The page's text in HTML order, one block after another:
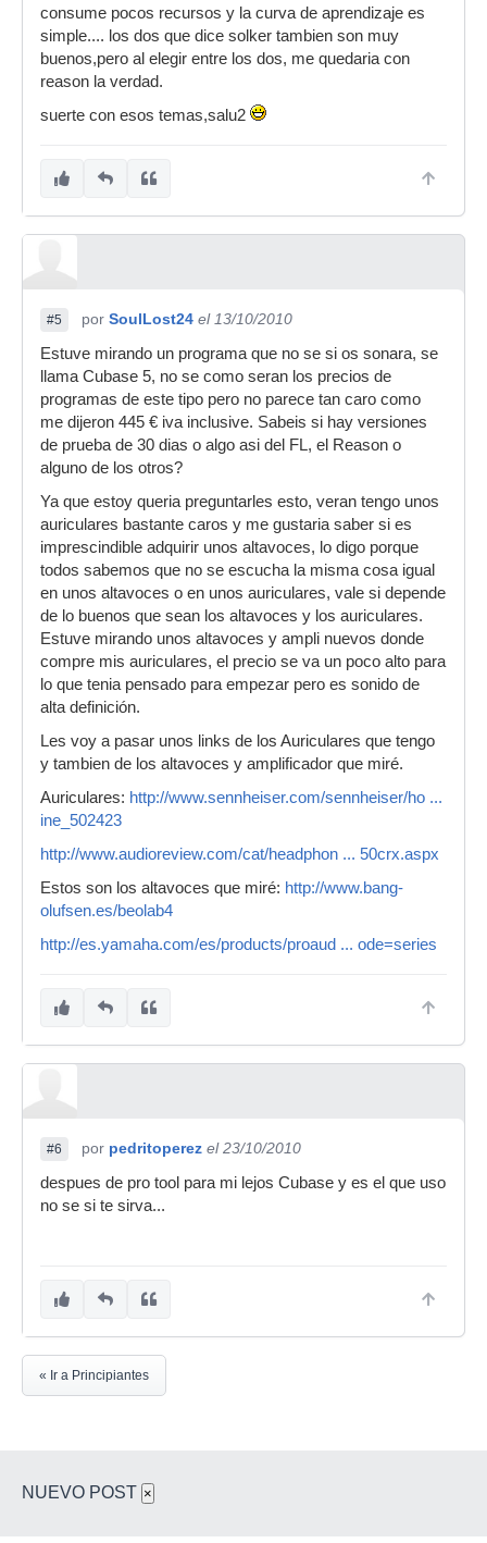
consume pocos recursos y la curva de aprendizaje es
simple.... los dos que dice solker tambien son muy
buenos,pero al elegir entre los dos, me quedaria con
reason la verdad.
suerte con esos temas,salu2
#5 por SoulLost24 el 13/10/2010
Estuve mirando un programa que no se si os sonara, se
llama Cubase 5, no se como seran los precios de
programas de este tipo pero no parece tan caro como
me dijeron 445 € iva inclusive. Sabeis si hay versiones
de prueba de 30 dias o algo asi del FL, el Reason o
alguno de los otros?
Ya que estoy queria preguntarles esto, veran tengo unos
auriculares bastante caros y me gustaria saber si es
imprescindible adquirir unos altavoces, lo digo porque
todos sabemos que no se escucha la misma cosa igual
en unos altavoces o en unos auriculares, vale si depende
de lo buenos que sean los altavoces y los auriculares.
Estuve mirando unos altavoces y ampli nuevos donde
compre mis auriculares, el precio se va un poco alto para
lo que tenia pensado para empezar pero es sonido de
alta definición.
Les voy a pasar unos links de los Auriculares que tengo
y tambien de los altavoces y amplificador que miré.
Auriculares: http://www.sennheiser.com/sennheiser/ho ...
ine_502423
http://www.audioreview.com/cat/headphon ... 50crx.aspx
Estos son los altavoces que miré: http://www.bang-
olufsen.es/beolab4
http://es.yamaha.com/es/products/proaud ... ode=series
#6 por pedritoperez el 23/10/2010
despues de pro tool para mi lejos Cubase y es el que uso
no se si te sirva...
« Ir a Principiantes
NUEVO POST ×